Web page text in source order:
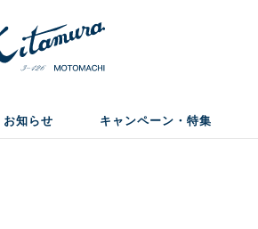
お知らせ キャンペーン・特集